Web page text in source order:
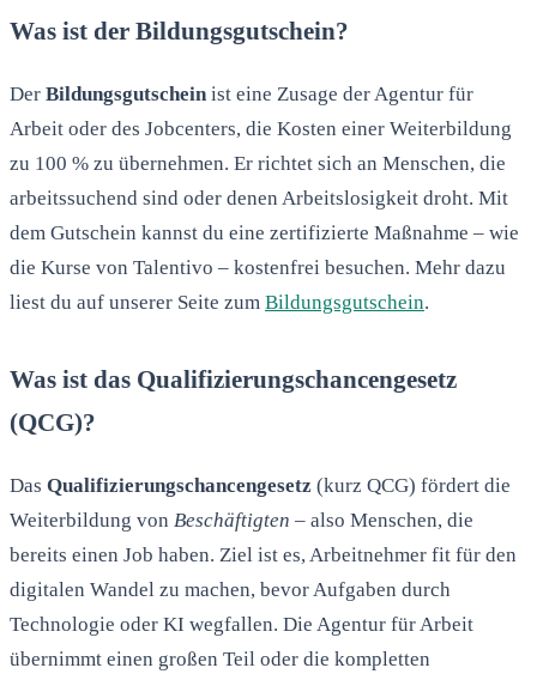
Was ist der Bildungsgutschein?
Der Bildungsgutscheinist eine Zusage der Agentur für
Arbeit oder des Jobcenters, die Kosten einer Weiterbildung
zu 100 % zu übernehmen. Er richtet sich an Menschen, die
arbeitssuchend sind oder denen Arbeitslosigkeit droht. Mit
dem Gutschein kannst du eine zertifizierte Maßnahme – wie
die Kurse von Talentivo – kostenfrei besuchen. Mehr dazu
liest du auf unserer Seite zum Bildungsgutschein.
Was ist das Qualifizierungschancengesetz
(QCG)?
Das Qualifizierungschancengesetz (kurz QCG) fördert die
Weiterbildung von Beschäftigten – also Menschen, die
bereits einen Job haben. Ziel ist es, Arbeitnehmer fit für den
digitalen Wandel zu machen, bevor Aufgaben durch
Technologie oder KI wegfallen. Die Agentur für Arbeit
übernimmt einen großen Teil oder die kompletten